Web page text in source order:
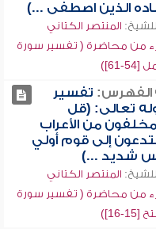
الذين اصطفى ...)
للشيخ: المنتصر الكتاني
من محاضرة ( تفسير سورة
[54-61])
الفهرس: تفسير
تعالى: (قل
من الأعراب
إلى قوم أولي
شديد ...)
للشيخ: المنتصر الكتاني
من محاضرة ( تفسير سورة
[15-16])